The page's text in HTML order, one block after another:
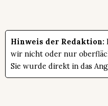
Hinweis der Redaktion:
wir nicht oder nur
Sie wurde direkt in das